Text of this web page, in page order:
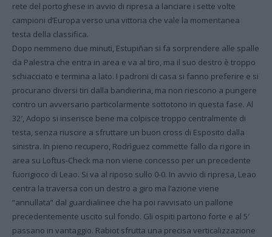
rete del portoghese in avvio di ripresa a lanciare i sette volte
campioni d’Europa verso una vittoria che vale la momentanea
testa della classifica.
Dopo nemmeno due minuti, Estupiñan si fa sorprendere alle spalle
da Palestra che entra in area e va al tiro, ma il suo destro è troppo
schiacciato e termina a lato. I padroni di casa si fanno preferire e si
procurano diversi tiri dalla bandierina, ma non riescono a pungere
contro un avversario particolarmente sottotono in questa fase. Al
32′, Adopo si inserisce bene ma colpisce troppo centralmente di
testa, senza riuscire a sfruttare un buon cross di Esposito dalla
sinistra. In pieno recupero, Rodrìguez commette fallo da rigore in
area su Loftus-Check ma non viene concesso per un precedente
fuorigioco di Leao. Si va al riposo sullo 0-0. In avvio di ripresa, Leao
centra la traversa con un destro a giro ma l’azione viene
“annullata” dal guardialinee che ha poi ravvisato un pallone
precedentemente uscito sul fondo. Gli ospiti partono forte e al 5′
passano in vantaggio. Rabiot sfrutta una precisa verticalizzazione